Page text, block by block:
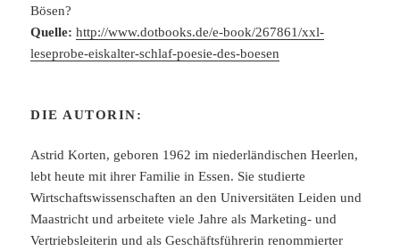
Bösen?
Quelle: http://www.dotbooks.de/e-book/267861/xxl-
leseprobe-eiskalter-schlaf-poesie-des-boesen
DIE AUTORIN:
Astrid Korten, geboren 1962 im niederländischen Heerlen,
lebt heute mit ihrer Familie in Essen. Sie studierte
Wirtschaftswissenschaften an den Universitäten Leiden und
Maastricht und arbeitete viele Jahre als Marketing- und
Vertriebsleiterin und als Geschäftsführerin renommierter